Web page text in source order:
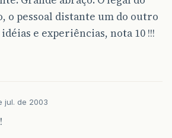
o pessoal distante um do outro
e experiências, nota 10 !!!
jul. de 2003